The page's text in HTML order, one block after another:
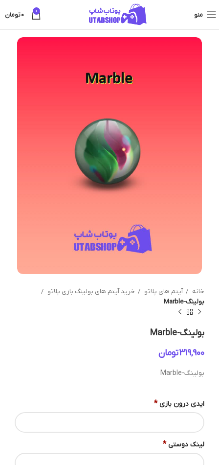
منو 0
0تومان
خانه آیتم های پلاتو
خرید آیتم های بولینگ بازی پلاتو
بولینگ-Marble
بولینگ-Marble
تومان
بولینگ-Marble
ایدی درون بازی *
لینک دوستی *